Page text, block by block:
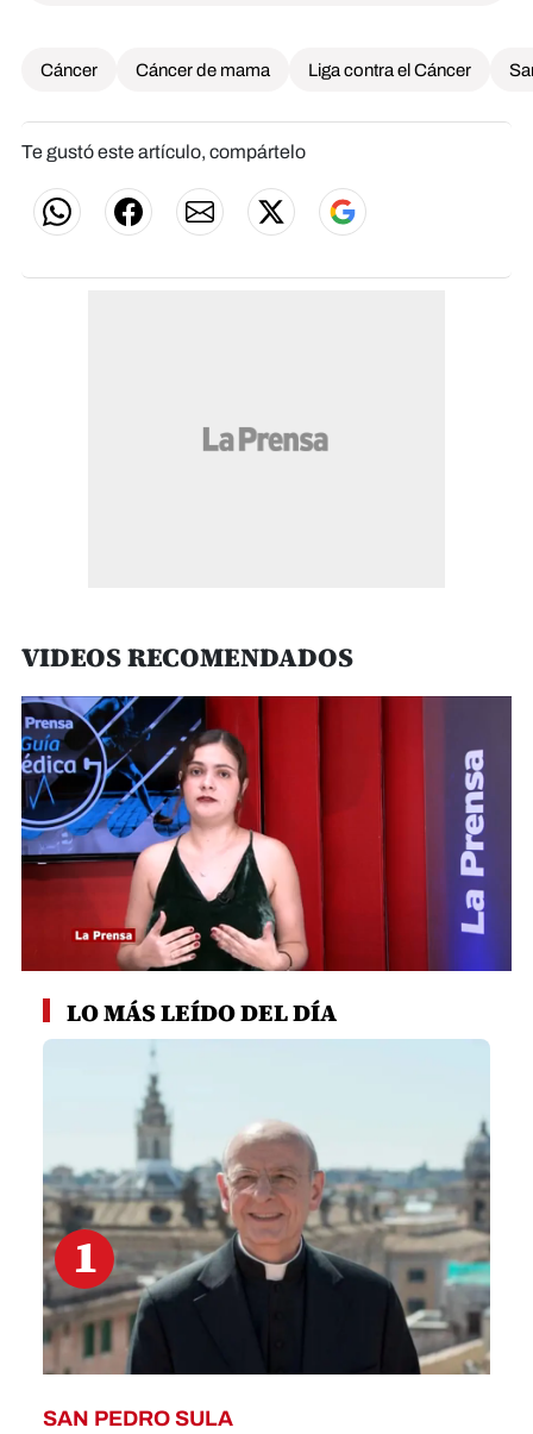
Cáncer Cáncer de mama Liga contra el Cáncer
Te gustó este artículo, compártelo
VIDEOS RECOMENDADOS
secondsLO MÁS LEÍDO DEL DÍA
1
SAN PEDRO SULA